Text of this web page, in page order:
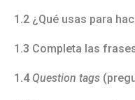
1.2 ¿Qué usas para
1.3 Completa las
1.4 Question tags